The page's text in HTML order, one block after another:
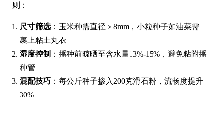
则：
尺寸筛选：玉米种需直径＞8mm，小粒种子如油菜需
裹上粘土丸衣
湿度控制 ：播种前晾晒至含水量13%-15%，避免粘附播
种管
混配技巧 ：每公斤种子掺入200克滑石粉，流畅度提升
30%